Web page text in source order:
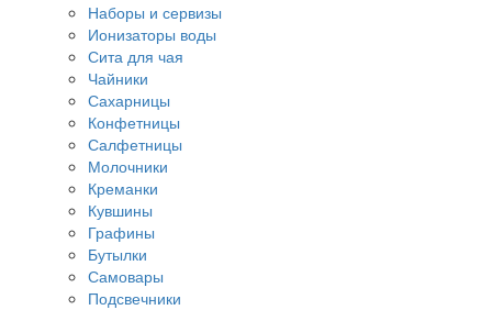
Наборы и сервизы
Ионизаторы воды
Сита для чая
Чайники
Сахарницы
Конфетницы
Салфетницы
Молочники
Креманки
Кувшины
Графины
Бутылки
Самовары
Подсвечники